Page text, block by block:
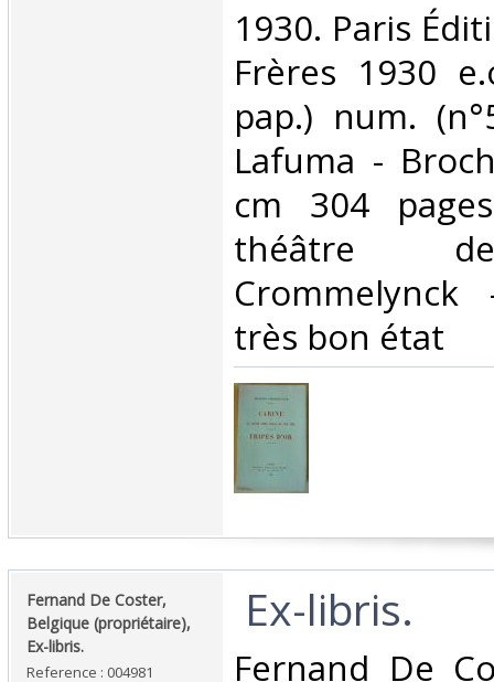
‎1930. Paris
Frères 1930
pap.) num.
Lafuma -
cm 304
théâtre
très bon état‎
‎Fernand De Coster,
Belgique (propriétaire),
Ex-libris.‎
Reference : 004981
‎ Ex-libris.‎
‎Fernand De